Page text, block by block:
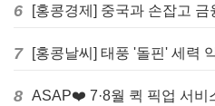
6
7 [홍콩날씨] 태풍 '돌핀' 세력
8 ASAP❤️ 7·8월 퀵 픽업 서비